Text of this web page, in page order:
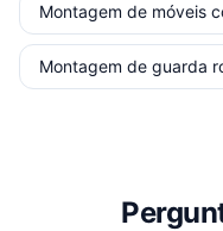
Montagem de móveis
Montagem de guarda